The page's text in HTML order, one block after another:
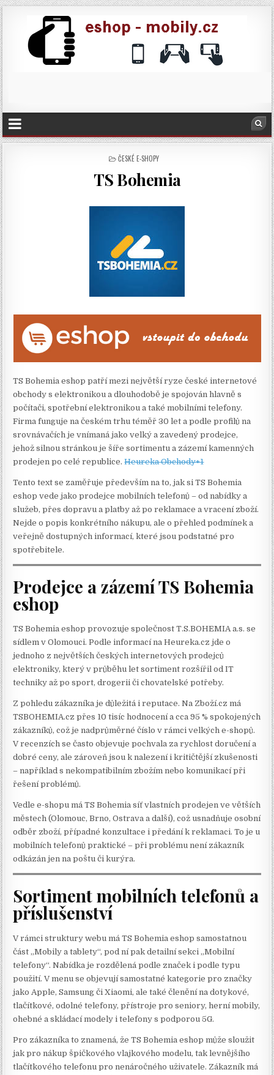
POSTED
ČESKÉ E-SHOPY
TS Bohemia
TS Bohemia eshop patří mezi největší ryze české internetové
obchody s elektronikou a dlouhodobě je spojován hlavně s
počítači, spotřební elektronikou a také mobilními telefony.
Firma funguje na českém trhu téměř 30 let a podle profilů na
srovnávačích je vnímaná jako velký a zavedený prodejce,
jehož silnou stránkou je šíře sortimentu a zázemí kamenných
prodejen po celé republice.Heureka Obchody+1
Tento text se zaměřuje především na to, jak si TS Bohemia
eshop vede jako prodejce mobilních telefonů – od nabídky a
služeb, přes dopravu a platby až po reklamace a vracení zboží.
Nejde o popis konkrétního nákupu, ale o přehled podmínek a
veřejně dostupných informací, které jsou podstatné pro
spotřebitele.
Prodejce a zázemí TS Bohemia
eshop
TS Bohemia eshop provozuje společnost T.S.BOHEMIA a.s. se
sídlem v Olomouci. Podle informací na Heureka.cz jde o
jednoho z největších českých internetových prodejců
elektroniky, který v průběhu let sortiment rozšířil od IT
techniky až po sport, drogerii či chovatelské potřeby.
Z pohledu zákazníka je důležitá i reputace. Na Zboží.cz má
TSBOHEMIA.cz přes 10 tisíc hodnocení a cca 95 % spokojených
zákazníků, což je nadprůměrné číslo v rámci velkých e-shopů.
V recenzích se často objevuje pochvala za rychlost doručení a
dobré ceny, ale zároveň jsou k nalezení i kritičtější zkušenosti
– například s nekompatibilním zbožím nebo komunikací při
řešení problémů.
Vedle e-shopu má TS Bohemia síť vlastních prodejen ve větších
městech (Olomouc, Brno, Ostrava a další), což usnadňuje osobní
odběr zboží, případné konzultace i předání k reklamaci. To je u
mobilních telefonů praktické – při problému není zákazník
odkázán jen na poštu či kurýra.
Sortiment mobilních telefonů a
příslušenství
V rámci struktury webu má TS Bohemia eshop samostatnou
část „Mobily a tablety“, pod ní pak detailní sekci „Mobilní
telefony“. Nabídka je rozdělená podle značek i podle typu
použití. V menu se objevují samostatné kategorie pro značky
jako Apple, Samsung či Xiaomi, ale také členění na dotykové,
tlačítkové, odolné telefony, přístroje pro seniory, herní mobily,
ohebné a skládací modely i telefony s podporou 5G.
Pro zákazníka to znamená, že TS Bohemia eshop může sloužit
jak pro nákup špičkového vlajkového modelu, tak levnějšího
tlačítkového telefonu pro nenáročného uživatele. Zákazník má